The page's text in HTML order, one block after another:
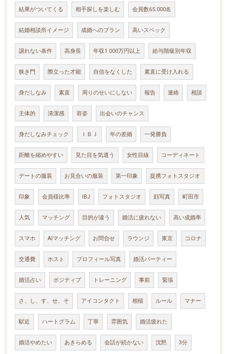
結果がついてくる 相手探しを楽しむ 会員数65.000名
結婚相談所イメージ 成婚へのプラン 高いスペック
譲れない条件 高身長 年収1.000万円以上 給与階級別年収
狭き門 際立った才能 自信をなくした 素直に受け入れる
身だしなみ 素直 周りのせいにしない 報告 連絡 相談
主体的 清潔感 容姿 出会いのチャンス
身だしなみチェック ＩＢＪ 年の差婚 一発勝負
距離を縮めやすい 見た目を気遣う 女性目線 コーディネート
デートの服装 お見合いの服装 第一印象 提携フォトスタジオ
印象 会員様比率 IBJ フォトスタジオ 顔写真 町田市
人気 マッチング 目的が違う 婚活に疲れない 高い成婚率
スマホ AIマッチング お問合せ ラウンジ 東京 コロナ
交通費 ホスト プロフィール写真 婚活パーティー
婚活占い ポジティブ トレーニング 事前 緊張
さ、し、す、せ、そ アイコンタクト 相槌 ルール マナー
駅近 ハートグラム 丁寧 雰囲気 婚活疲れた
婚活やめたい あきらめる 会話が続かない 沈黙 3分